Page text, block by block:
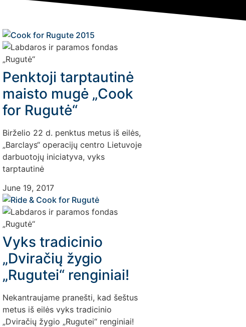
Penktoji tarptautinė
maisto mugė „Cook
for Rugutė“
Birželio 22 d. penktus metus iš eilės,
„Barclays“ operacijų centro Lietuvoje
darbuotojų iniciatyva, vyks
tarptautinė
June 19, 2017
Vyks tradicinio
„Dviračių žygio
„Rugutei“ renginiai!
Nekantraujame pranešti, kad šeštus
metus iš eilės vyks tradicinio
„Dviračių žygio „Rugutei“ renginiai!